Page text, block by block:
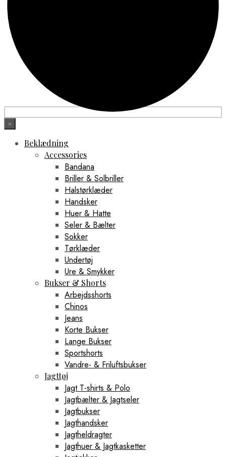
×
Beklædning
Accessories
Bandana
Briller & Solbriller
Halstørklæder
Handsker
Huer & Hatte
Seler & Bælter
Sokker
Tørklæder
Undertøj
Ure & Smykker
Bukser & Shorts
Arbejdsshorts
Chinos
Jeans
Korte Bukser
Lange Bukser
Sportshorts
Vandre- & Friluftsbukser
Jagttøj
Jagt T-shirts & Polo
Jagtbælter & Jagtseler
Jagtbukser
Jagthandsker
Jagtheldragter
Jagthuer & Jagtkasketter